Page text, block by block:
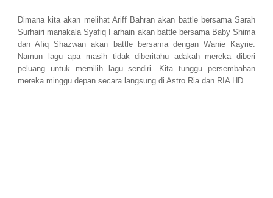
Dimana kita akan melihat Ariff Bahran akan battle bersama Sarah
Surhairi manakala Syafiq Farhain akan battle bersama Baby Shima
dan Afiq Shazwan akan battle bersama dengan Wanie Kayrie.
Namun lagu apa masih tidak diberitahu adakah mereka diberi
peluang untuk memilih lagu sendiri. Kita tunggu persembahan
mereka minggu depan secara langsung di Astro Ria dan RIA HD.